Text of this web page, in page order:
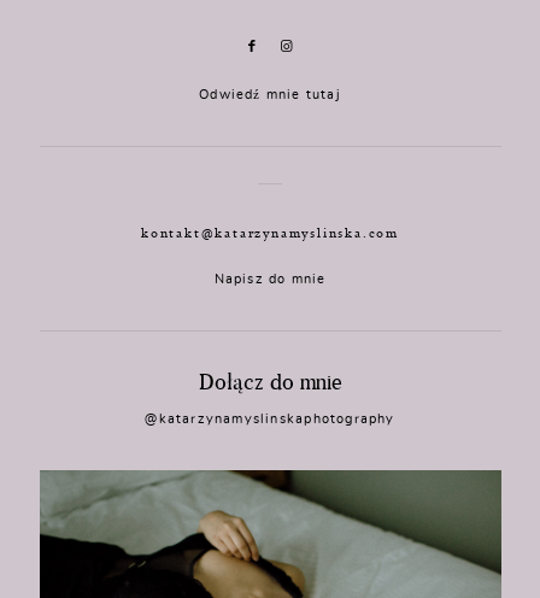
Odwiedź mnie tutaj
kontakt@katarzynamyslinska.com
Napisz do mnie
Dołącz do mnie
@katarzynamyslinskaphotography